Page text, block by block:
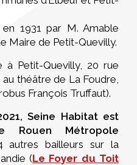
1931 par M. Amable
Maire de Petit-Quevilly.
à Petit-Quevilly, 20 rue
théâtre de La Foudre,
François Truffaut).
Seine Habitat est
Rouen Métropole
autres bailleurs sur la
(Le Foyer du Toit